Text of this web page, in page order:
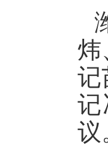
炜
记
记
议